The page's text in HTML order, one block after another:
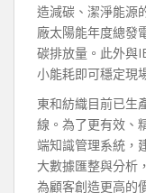
造減碳、潔淨能源
廠太陽能年度總發
碳排放量。此外與
小能耗即可穩定現
東和紡織目前已生
線。為了更有效、
端知識管理系統，
大數據匯整與分析
為顧客創造更高的